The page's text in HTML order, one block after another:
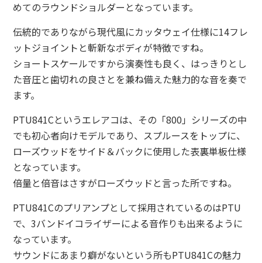
めてのラウンドショルダーとなっています。
伝統的でありながら現代風にカッタウェイ仕様に14フレ
ットジョイントと斬新なボディが特徴ですね。
ショートスケールですから演奏性も良く、はっきりとし
た音圧と歯切れの良さとを兼ね備えた魅力的な音を奏で
ます。
PTU841Cというエレアコは、その「800」シリーズの中
でも初心者向けモデルであり、スプルースをトップに、
ローズウッドをサイド＆バックに使用した表裏単板仕様
となっています。
倍量と倍音はさすがローズウッドと言った所ですね。
PTU841Cのプリアンプとして採用されているのはPTU
で、3バンドイコライザーによる音作りも出来るように
なっています。
サウンドにあまり癖がないという所もPTU841Cの魅力